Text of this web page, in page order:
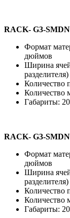
RACK- G3-
Формат
дюймов
Ширина
разделителя)
Количество
Количество
Габариты:
RACK- G3-
Формат
дюймов
Ширина
разделителя)
Количество
Количество
Габариты: